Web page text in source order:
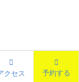
クセス
予約する